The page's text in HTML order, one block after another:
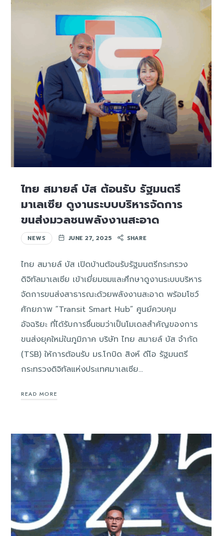
ไทย สมายล์ บัส ต้อนรับ รัฐมนตรี
มาเลเซีย ดูงานระบบบริหารจัดการ
ขนส่งมวลชนพลังงานสะอาด
NEWS JUNE 27, 2025 SHARE
ไทย สมายล์ บัส เปิดบ้านต้อนรับรัฐมนตรีกระทรวง
ดิจิทัลมาเลเซีย เข้าเยี่ยมชมและศึกษาดูงานระบบบริหาร
จัดการขนส่งสาธารณะด้วยพลังงานสะอาด พร้อมโชว์
ศักยภาพ “Transit Smart Hub” ศูนย์ควบคุม
อัจฉริยะ ที่ได้รับการชื่นชมว่าเป็นโมเดลสำคัญของการ
ขนส่งยุคใหม่ในภูมิภาค บริษัท ไทย สมายล์ บัส จำกัด
(TSB) ให้การต้อนรับ มร.โกบิด สิงห์ ดีโอ รัฐมนตรี
กระทรวงดิจิทัลแห่งประเทศมาเลเซีย…
READ MORE